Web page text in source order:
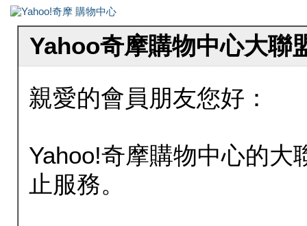
Yahoo奇摩購物中心大聯
親愛的會員朋友您好：
Yahoo!奇摩購物中心的大
止服務。